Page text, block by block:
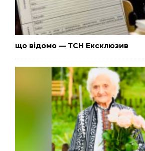
що відомо — ТСН Ексклюзив